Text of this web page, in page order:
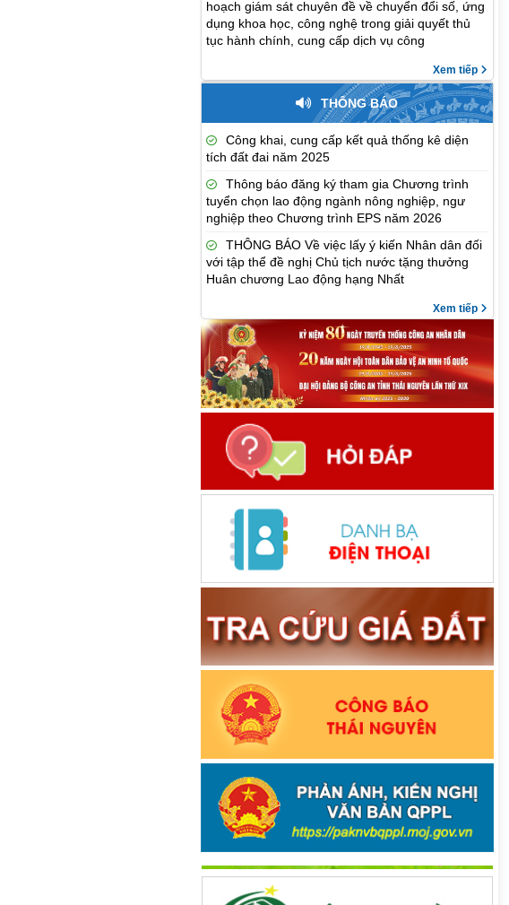
hoạch giám sát chuyên đề về chuyển đổi số, ứng
dụng khoa học, công nghệ trong giải quyết thủ
tục hành chính, cung cấp dịch vụ công
Xem tiếp
THÔNG BÁO
Công khai, cung cấp kết quả thống kê diện
tích đất đai năm 2025
Thông báo đăng ký tham gia Chương trình
tuyển chọn lao động ngành nông nghiệp, ngư
nghiệp theo Chương trình EPS năm 2026
THÔNG BÁO Về việc lấy ý kiến Nhân dân đối
với tập thể đề nghị Chủ tịch nước tặng thưởng
Huân chương Lao động hạng Nhất
Xem tiếp